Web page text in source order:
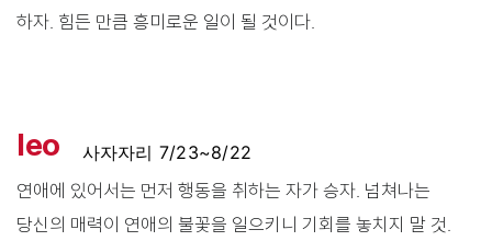
하자. 힘든 만큼 흥미로운 일이 될 것이다.
leo
사자자리 7/23~8/22
연애에 있어서는 먼저 행동을 취하는 자가 승자. 넘쳐나는
당신의 매력이 연애의 불꽃을 일으키니 기회를 놓치지 말 것.